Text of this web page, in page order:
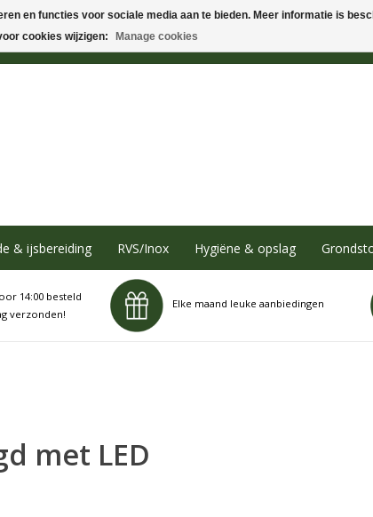
& ijsbereiding RVS/Inox Hygiëne & opslag
14:00 besteld
verzonden!
Elke maand leuke aanbiedingen
met LED
en functies voor sociale media aan te bieden. Meer informatie is
cookies wijzigen:
Manage cookies